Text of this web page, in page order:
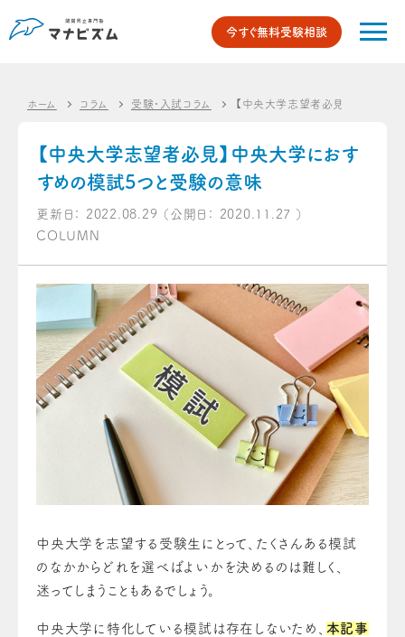
今すぐ無料受験相談
ホーム コラム 受験・入試コラム 【中央大学志望者必見】中央大学
【中央大学志望者必見】中央大学におす
すめの模試5つと受験の意味
更新日： 2022.08.29 （公開日： 2020.11.27
）
COLUMN
中央大学を志望する受験生にとって、たくさんある模試
のなかからどれを選べばよいかを決めるのは難しく、
迷ってしまうこともあるでしょう。
中央大学に特化している模試は存在しないため、 本記事